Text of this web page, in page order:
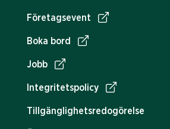
Företagsevent
Boka bord
Jobb
Integritetspolicy
Tillgänglighetsredogörelse